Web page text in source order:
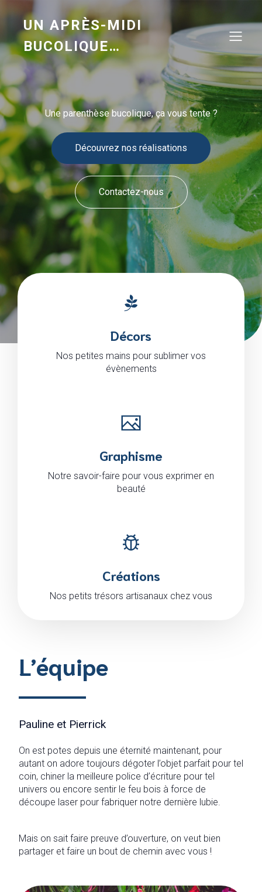
UN APRÈS-MIDI
BUCOLIQUE…
Une parenthèse bucolique, ça vous tente ?
Découvrez nos réalisations
Contactez-nous
Décors
Nos petites mains pour sublimer vos
évènements
Graphisme
Notre savoir-faire pour vous exprimer en
beauté
Créations
Nos petits trésors artisanaux chez vous
L’équipe
Pauline et Pierrick
On est potes depuis une éternité maintenant, pour
autant on adore toujours dégoter l’objet parfait pour tel
coin, chiner la meilleure police d’écriture pour tel
univers ou encore sentir le feu bois à force de
découpe laser pour fabriquer notre dernière lubie.
Mais on sait faire preuve d’ouverture, on veut bien
partager et faire un bout de chemin avec vous !